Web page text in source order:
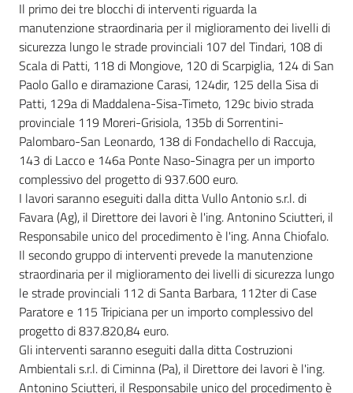
Il primo dei tre blocchi di interventi riguarda la
manutenzione straordinaria per il miglioramento dei livelli di
sicurezza lungo le strade provinciali 107 del Tindari, 108 di
Scala di Patti, 118 di Mongiove, 120 di Scarpiglia, 124 di San
Paolo Gallo e diramazione Carasi, 124dir, 125 della Sisa di
Patti, 129a di Maddalena-Sisa-Timeto, 129c bivio strada
provinciale 119 Moreri-Grisiola, 135b di Sorrentini-
Palombaro-San Leonardo, 138 di Fondachello di Raccuja,
143 di Lacco e 146a Ponte Naso-Sinagra per un importo
complessivo del progetto di 937.600 euro.
I lavori saranno eseguiti dalla ditta Vullo Antonio s.r.l. di
Favara (Ag), il Direttore dei lavori è l'ing. Antonino Sciutteri, il
Responsabile unico del procedimento è l'ing. Anna Chiofalo.
Il secondo gruppo di interventi prevede la manutenzione
straordinaria per il miglioramento dei livelli di sicurezza lungo
le strade provinciali 112 di Santa Barbara, 112ter di Case
Paratore e 115 Tripiciana per un importo complessivo del
progetto di 837.820,84 euro.
Gli interventi saranno eseguiti dalla ditta Costruzioni
Ambientali s.r.l. di Ciminna (Pa), il Direttore dei lavori è l'ing.
Antonino Sciutteri, il Responsabile unico del procedimento è